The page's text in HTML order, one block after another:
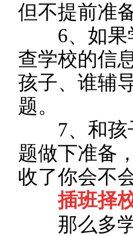
但不提前准
6、如果学
查学校的信
孩子、谁辅
题。
7、和孩子
题做下准备
收了你会不
插班择
那么多学